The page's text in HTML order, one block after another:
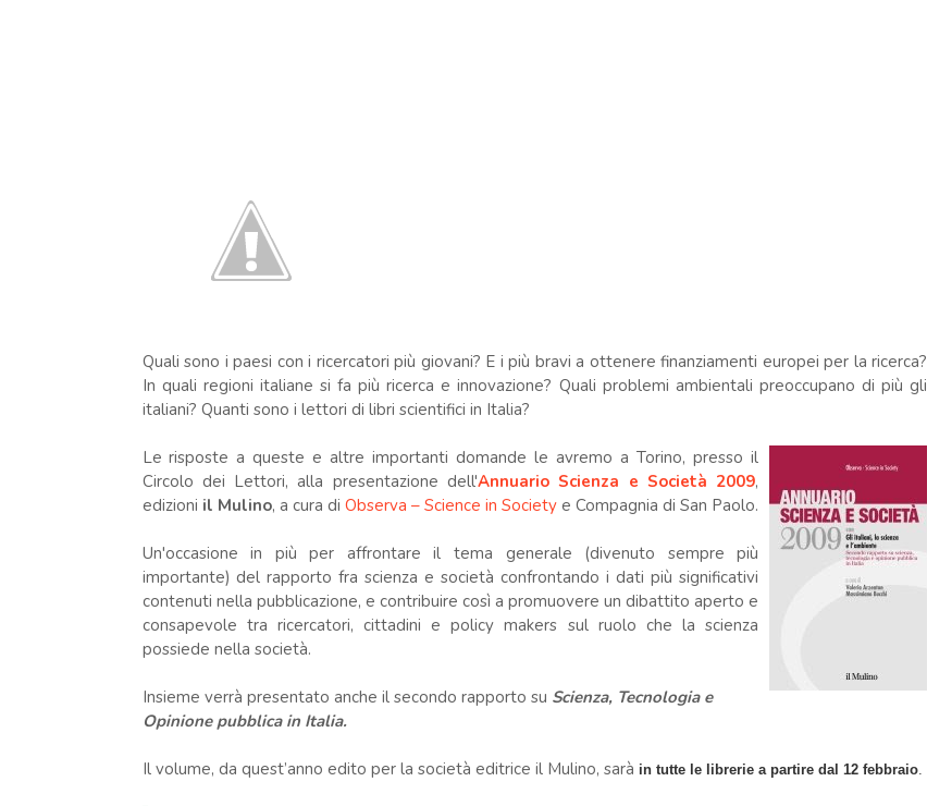
Quali sono i paesi con i ricercatori più giovani? E i più bravi a ottenere finanziamenti europei per la ricerca?
In quali regioni italiane si fa più ricerca e innovazione? Quali problemi ambientali preoccupano di più gli
italiani? Quanti sono i lettori di libri scientifici in Italia?
Le risposte a queste e altre importanti domande le avremo a Torino, presso il
Circolo dei Lettori, alla presentazione dell'Annuario Scienza e Società 2009,
edizioni il Mulino, a cura di Observa – Science in Societye Compagnia di San Paolo.
Un'occasione in più per affrontare il tema generale (divenuto sempre più
importante) del rapporto fra scienza e società confrontando i dati più significativi
contenuti nella pubblicazione, e contribuire così a promuovere un dibattito aperto e
consapevole tra ricercatori, cittadini e policy makers sul ruolo che la scienza
possiede nella società.
Insieme verrà presentato anche il secondo rapporto su Scienza, Tecnologia e
Opinione pubblica in Italia.
Il volume, da quest’anno edito per la società editrice il Mulino, sarà in tutte le librerie a partire dal 12 febbraio.